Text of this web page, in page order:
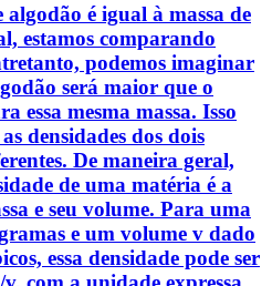
algodão é igual à massa de
estamos comparando
podemos imaginar
será maior que o
essa mesma massa. Isso
densidades dos dois
De maneira geral,
de uma matéria é a
e seu volume. Para uma
e um volume v dado
essa densidade pode ser